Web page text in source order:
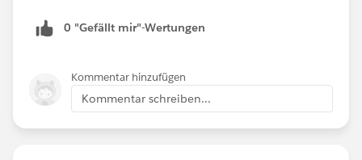
0 "Gefällt mir"-Wertungen
Kommentar hinzufügen
Kommentar schreiben...